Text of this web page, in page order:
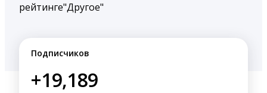
рейтинге"Другое"
Подписчиков
+19,189